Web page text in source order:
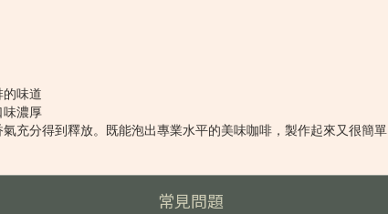
味道
濃厚
充分得到釋放。既能泡出專業水平的美味咖啡，製作起來又很簡單
常見問題